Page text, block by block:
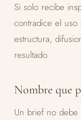
Si solo recibe
contradice el uso
estructura,
resultado.
Nombre que
Un brief no